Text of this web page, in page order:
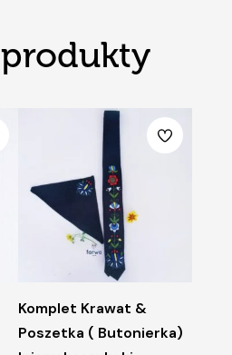
Komplet Krawat &
Poszetka ( Butonierka)